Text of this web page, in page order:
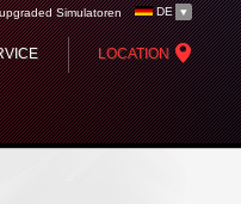
group -
DE
LOCATION
upgraded Simulatoren